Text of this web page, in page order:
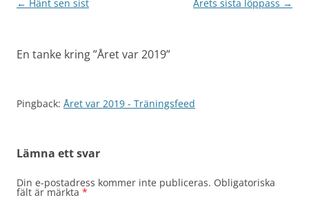
Inläggsnavigering
← Hänt sen sist Årets sista löppass →
En tanke kring ”Året var 2019”
Pingback: Året var 2019 - Träningsfeed
Lämna ett svar
Din e-postadress kommer inte publiceras. Obligatoriska
fält är märkta *